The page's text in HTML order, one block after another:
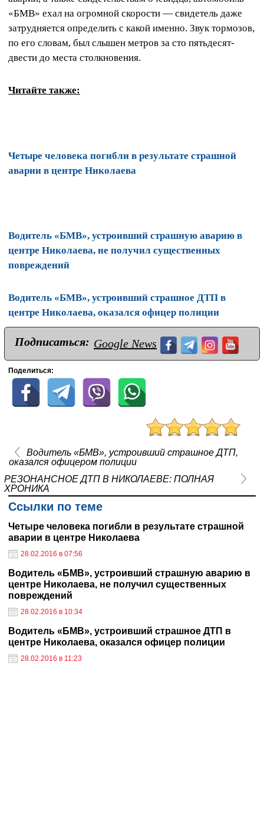
«БМВ» ехал на огромной скорости — свидетель даже
затрудняется определить с какой именно. Звук тормозов,
по его словам, был слышен метров за сто пятьдесят-
двести до места столкновения.
Читайте также:
Четыре человека погибли в результате страшной
аварии в центре Николаева
Водитель «БМВ», устроивший страшную аварию в
центре Николаева, не получил существенных
повреждений
Водитель «БМВ», устроивший страшное ДТП в
центре Николаева, оказался офицер полиции
Подписаться: Google News
Поделиться:
Водитель «БМВ», устроивший страшное ДТП,
оказался офицером полиции
РЕЗОНАНСНОЕ ДТП В НИКОЛАЕВЕ: ПОЛНАЯ
ХРОНИКА
Ссылки по теме
Четыре человека погибли в результате страшной
аварии в центре Николаева
28.02.2016 в 07:56
Водитель «БМВ», устроивший страшную аварию в
центре Николаева, не получил существенных
повреждений
28.02.2016 в 10:34
Водитель «БМВ», устроивший страшное ДТП в
центре Николаева, оказался офицер полиции
28.02.2016 в 11:23